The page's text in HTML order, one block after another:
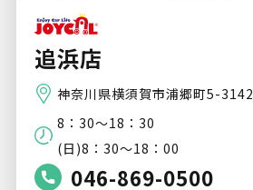
追浜店
神奈川県横須賀市浦郷町5-3142
8：30～18：30
(日)8：30～18：00
046-869-0500